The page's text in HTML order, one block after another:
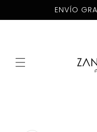
directamente
al contenido
ENVÍO